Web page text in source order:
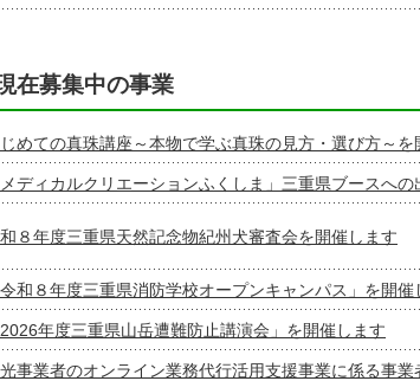
在募集中の事業
めての真珠講座～本物で学ぶ真珠の見方・選び方～を
ディカルクリエーションふくしま」三重県ブースへの
８年度三重県天然記念物紀州犬審査会を開催します
和８年度三重県消防学校オープンキャンパス」を開催
年度三重県山岳遭難防止講演会」を開催します
事業者のオンライン業務代行活用支援事業に係る事